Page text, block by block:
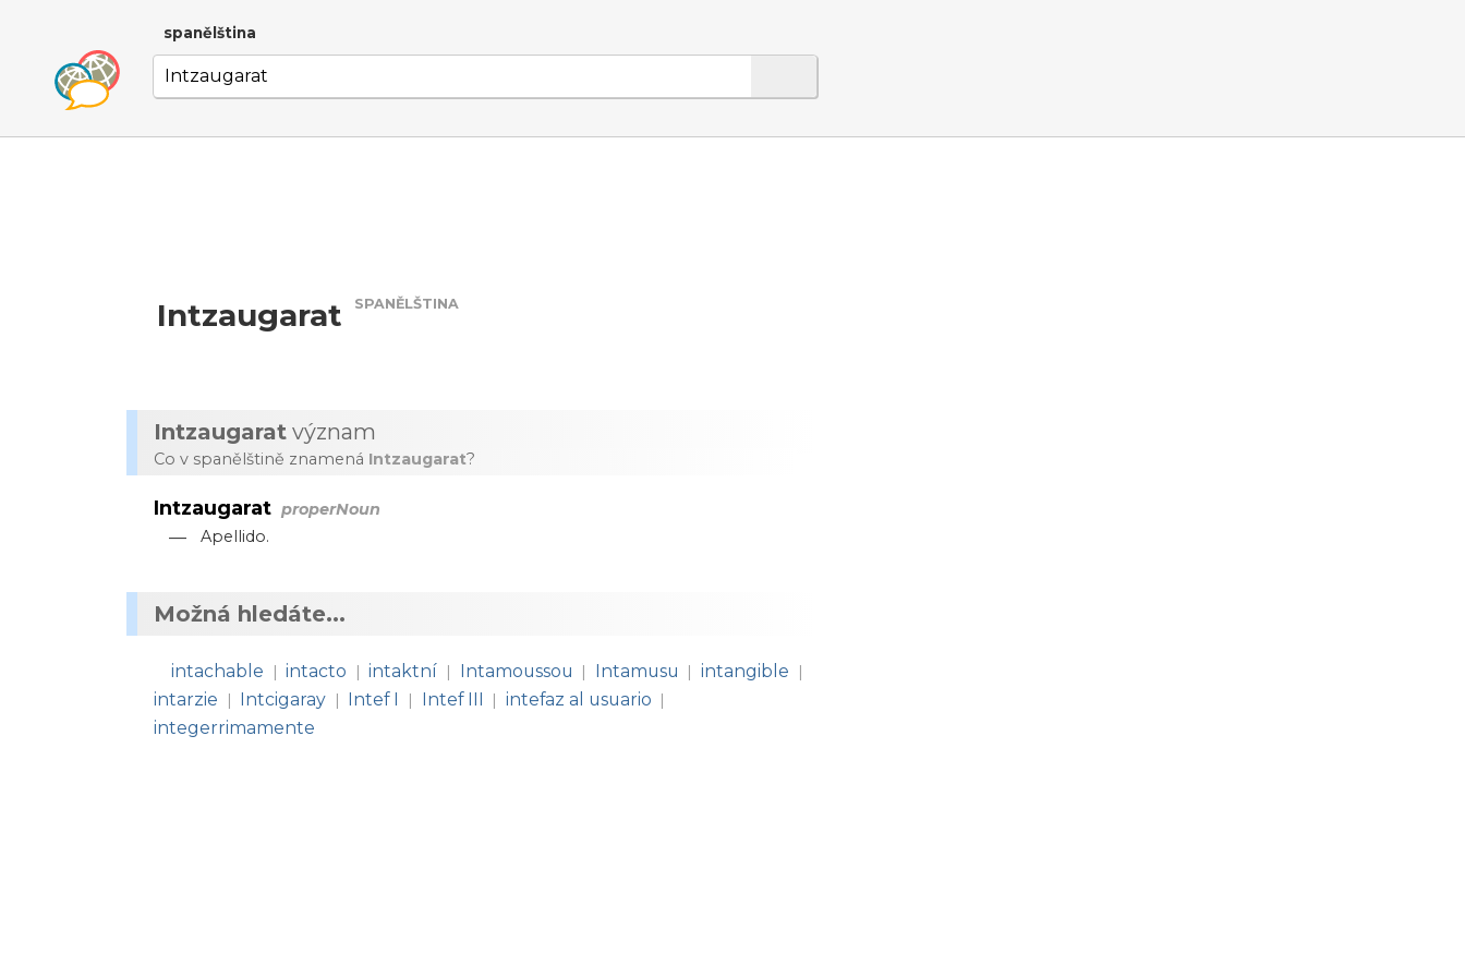
spanělština
Intzaugarat SPANĚLŠTINA
Intzaugarat význam
Co v spanělštině znamená Intzaugarat?
Intzaugarat properNoun
— Apellido.
Možná hledáte...
intachable | intacto | intaktní | Intamoussou | Intamusu | intangible |
intarzie | Intcigaray | Intef I | Intef III | intefaz al usuario |
integerrimamente